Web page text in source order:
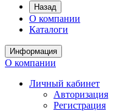
Назад
О компании
Каталоги
Информация
О компании
Личный кабинет
Авторизация
Регистрация